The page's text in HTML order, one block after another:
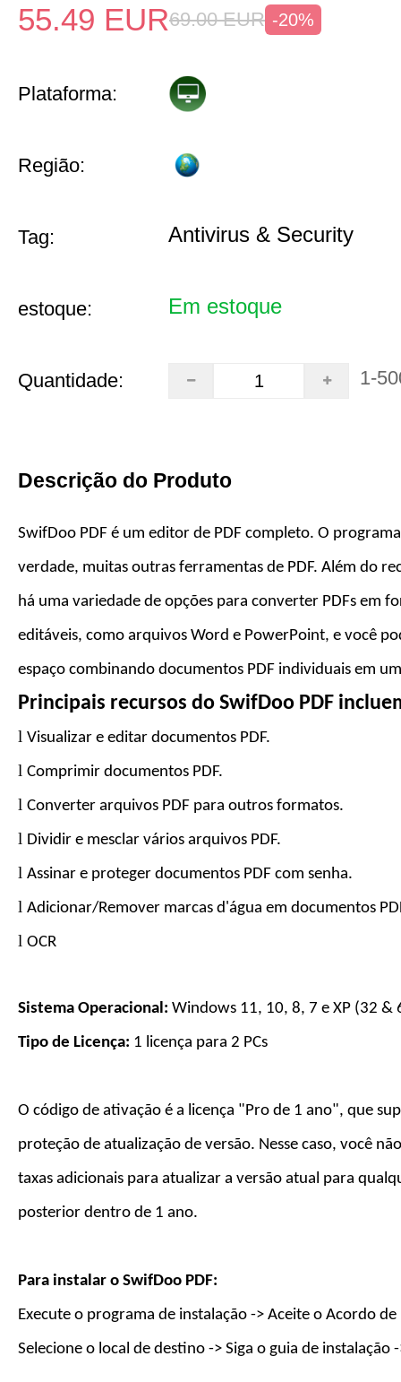
55.49 EUR69.00 EUR -20%
Plataforma:
Região:
Tag: Antivirus & Security
estoque: Em estoque
Quantidade: 1-
Descrição do Produto
SwifDoo PDF é um editor de PDF completo. O
verdade, muitas outras ferramentas de PDF. Além do
há uma variedade de opções para converter PDFs em
editáveis, como arquivos Word e PowerPoint, e você
espaço combinando documentos PDF individuais em
Principais recursos do SwifDoo PDF
l Visualizar e editar documentos PDF.
l Comprimir documentos PDF.
l Converter arquivos PDF para outros formatos.
l Dividir e mesclar vários arquivos PDF.
l Assinar e proteger documentos PDF com senha.
l Adicionar/Remover marcas d'água em documentos
l OCR
Sistema Operacional: Windows 11, 10, 8, 7 e XP (32 &
Tipo de Licença: 1 licença para 2 PCs
O código de ativação é a licença "Pro de 1 ano", que
proteção de atualização de versão. Nesse caso, você
taxas adicionais para atualizar a versão atual para
posterior dentro de 1 ano.
Para instalar o SwifDoo PDF:
Execute o programa de instalação -> Aceite o Acordo de
Selecione o local de destino -> Siga o guia de instalação